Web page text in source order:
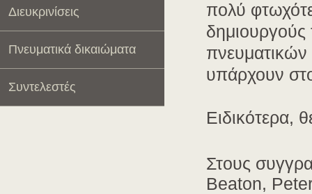
Διευκρινίσεις
Πνευματικά δικαιώματα
Συντελεστές
πολύ
δημιουργούς
πνευματικών
υπάρχουν
Ειδικότερα,
Στους
Beaton,